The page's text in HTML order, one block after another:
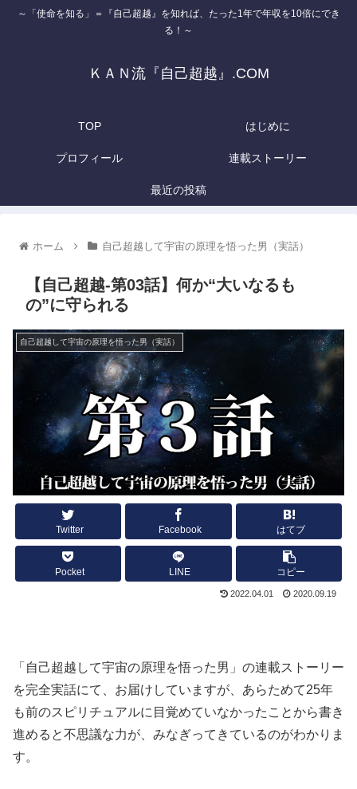
～「使命を知る」＝『自己超越』を知れば、たった1年で年収を10倍にでき
る！～
ＫＡＮ流『自己超越』.COM
TOP はじめに
プロフィール 連載ストーリー
最近の投稿
ホーム 自己超越して宇宙の原理を悟った男（実話）
【自己超越-第03話】何か“大いなるも
の”に守られる
自己超越して宇宙の原理を悟った男（実話）
Twitter Facebook はてブ
Pocket LINE コピー
2022.04.01 2020.09.19
「自己超越して宇宙の原理を悟った男」の連載ストーリー
を完全実話にて、お届けしていますが、あらためて25年
も前のスピリチュアルに目覚めていなかったことから書き
進めると不思議な力が、みなぎってきているのがわかりま
す。